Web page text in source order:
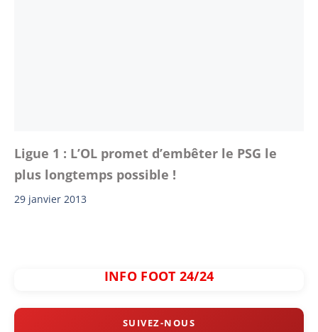
Ligue 1 : L’OL promet d’embêter le PSG le
plus longtemps possible !
29 janvier 2013
INFO FOOT 24/24